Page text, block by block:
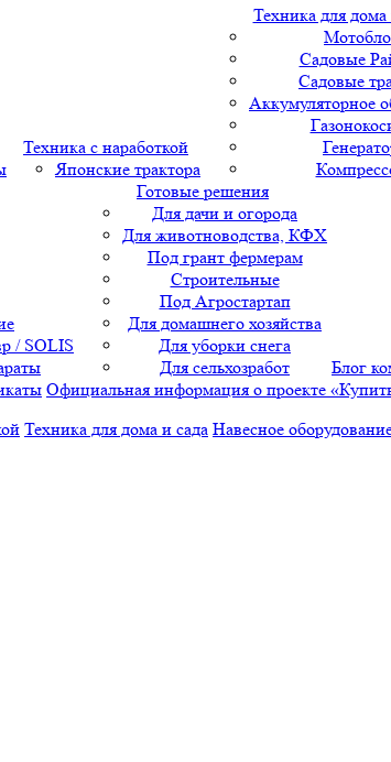
Техника с наработкой
Японские трактора
Техника для дома
Садовые
Садовые
Аккумуляторное
/ SOLIS
Готовые решения
Для дачи и огорода
Для животноводства, КФХ
Под грант фермерам
Строительные
Под Агростартап
Для домашнего хозяйства
Для уборки снега
Для сельхозработ
Блог
Официальная информация о проекте
Техника для дома и сада Навесное